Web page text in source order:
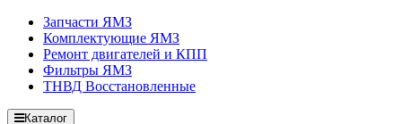
Запчасти ЯМЗ
Комплектующие ЯМЗ
Ремонт двигателей и КПП
Фильтры ЯМЗ
ТНВД Восстановленные
Каталог